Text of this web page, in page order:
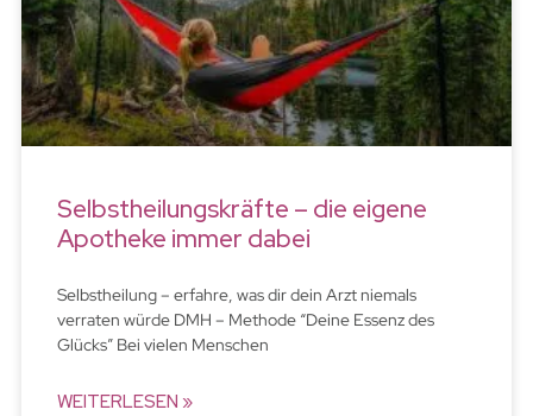
Selbstheilungskräfte – die eigene
Apotheke immer dabei
Selbstheilung – erfahre, was dir dein Arzt niemals
verraten würde DMH – Methode “Deine Essenz des
Glücks” Bei vielen Menschen
WEITERLESEN »